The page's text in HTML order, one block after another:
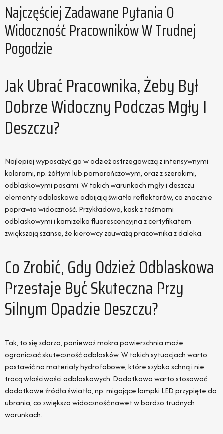
Najczęściej Zadawane Pytania O
Widoczność Pracowników W Trudnej
Pogodzie
Jak Ubrać Pracownika, Żeby Był
Dobrze Widoczny Podczas Mgły I
Deszczu?
Najlepiej wyposażyć go w odzież ostrzegawczą z intensywnymi
kolorami, np. żółtym lub pomarańczowym, oraz z szerokimi,
odblaskowymi pasami. W takich warunkach mgły i deszczu
elementy odblaskowe odbijają światło reflektorów, co znacznie
poprawia widoczność. Przykładowo, kask z taśmami
odblaskowymi i kamizelka fluorescencyjna z certyfikatem
zwiększają szanse, że kierowcy zauważą pracownika z daleka.
Co Zrobić, Gdy Odzież Odblaskowa
Przestaje Być Skuteczna Przy
Silnym Opadzie Deszczu?
Tak, to się zdarza, ponieważ mokra powierzchnia może
ograniczać skuteczność odblasków. W takich sytuacjach warto
postawić na materiały hydrofobowe, które szybko schną i nie
tracą właściwości odblaskowych. Dodatkowo warto stosować
dodatkowe źródła światła, np. migające lampki LED przypięte do
ubrania, co zwiększa widoczność nawet w bardzo trudnych
warunkach.